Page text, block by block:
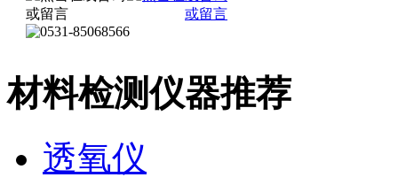
材料检测仪器推荐
透氧仪